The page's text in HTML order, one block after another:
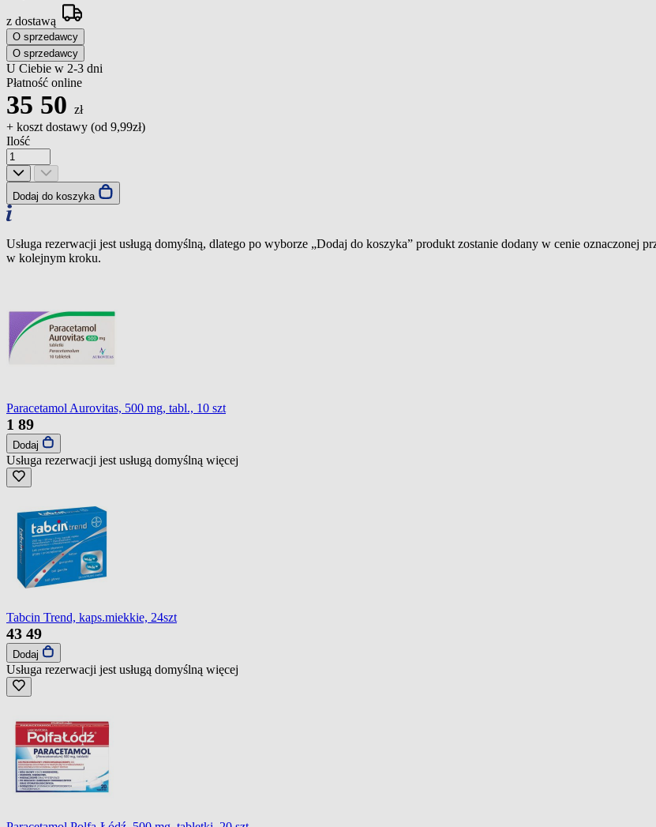
z dostawą
O sprzedawcy
O sprzedawcy
U Ciebie w 2-3 dni
Płatność online
35 50 zł
+ koszt dostawy (od 9,99zł)
Ilość
Dodaj do koszyka
Usługa rezerwacji jest usługą domyślną, dlatego po wyborze „Dodaj do koszyka” produkt zostanie dodany w cenie oznaczonej
w kolejnym kroku.
Paracetamol Aurovitas, 500 mg, tabl., 10 szt
1 89
Dodaj
Usługa rezerwacji jest usługą domyślną więcej
Tabcin Trend, kaps.miekkie, 24szt
43 49
Dodaj
Usługa rezerwacji jest usługą domyślną więcej